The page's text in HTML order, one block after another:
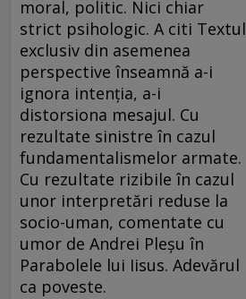
moral, politic. Nici chiar
strict psihologic. A citi Textul
exclusiv din asemenea
perspective înseamnă a-i
ignora intenţia, a-i
distorsiona mesajul. Cu
rezultate sinistre în cazul
fundamentalismelor armate.
Cu rezultate rizibile în cazul
unor interpretări reduse la
socio-uman, comentate cu
umor de Andrei Pleşu în
Parabolele lui Iisus. Adevărul
ca poveste.